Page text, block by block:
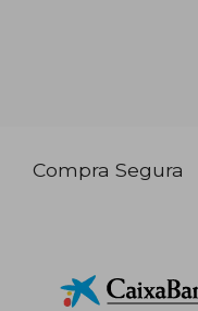
Compra Segura